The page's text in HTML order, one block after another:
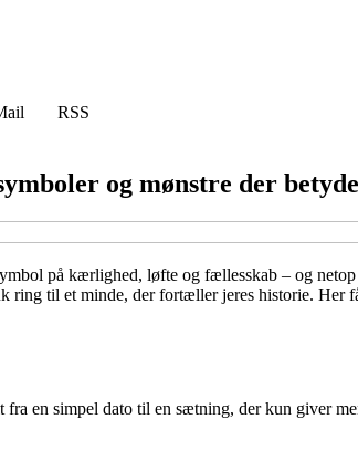
RSS
og mønstre der
på kærlighed, løfte og fællesskab – og
til et minde, der fortæller jeres historie.
en simpel dato til en sætning, der kun giver